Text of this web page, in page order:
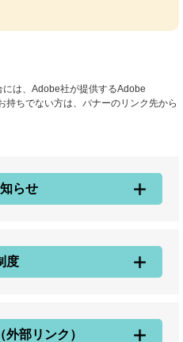
は、Adobe社が提供するAdobe
持ちでない方は、バナーのリンク先から
らせ
度
部リンク）